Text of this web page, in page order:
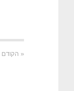
« הקודם